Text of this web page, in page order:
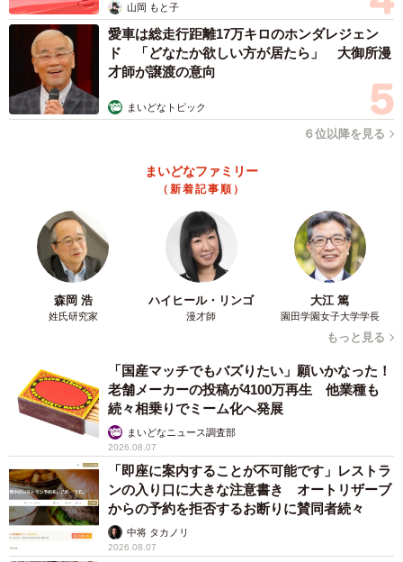
山岡 もと子
愛車は総走行距離17万キロのホンダレジェン
ド 「どなたか欲しい方が居たら」 大御所漫
才師が譲渡の意向
まいどなトピック
６位以降を見る
まいどなファミリー
（新着記事順）
森岡 浩
姓氏研究家
ハイヒール・リンゴ
漫才師
大江 篤
園田学園女子大学学長
もっと見る
「国産マッチでもバズりたい」願いかなった！
老舗メーカーの投稿が4100万再生 他業種も
続々相乗りでミーム化へ発展
まいどなニュース調査部
2026.08.07
「即座に案内することが不可能です」レストラ
ンの入り口に大きな注意書き オートリザーブ
からの予約を拒否するお断りに賛同者続々
中将 タカノリ
2026.08.07